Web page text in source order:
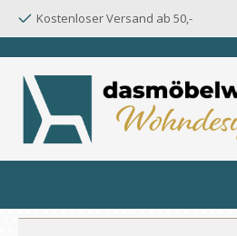
Hauptinhalt springen
Zur Suche springen
Zur Hauptnavigation springen
Kostenloser Versand ab 50,-